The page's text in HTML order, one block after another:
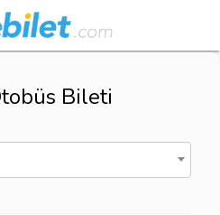
Bileti